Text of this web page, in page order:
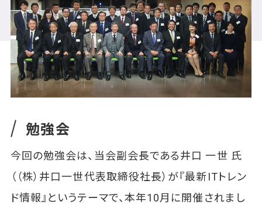
勉強会
今回の勉強会は、当会副会長である井口 一世 氏
（（株）井口一世代表取締役社長）が『最新ITトレン
ド情報』というテーマで、本年10月に開催されまし